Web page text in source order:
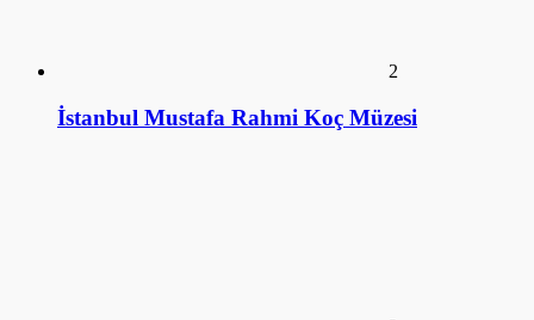
2
İstanbul Mustafa Rahmi Koç Müzesi